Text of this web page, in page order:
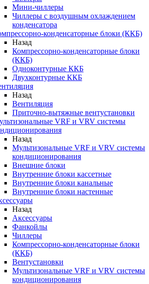
Мини-чиллеры
Чиллеры с воздушным охлаждением
конденсатора
конденсаторные блоки (ККБ)
Назад
Компрессорно-конденсаторные блоки
(ККБ)
Одноконтурные ККБ
Двухконтурные ККБ
Назад
Вентиляция
Приточно-вытяжные вентустановки
VRF и VRV системы
Назад
Мультизональные VRF и VRV системы
кондиционирования
Внешние блоки
Внутренние блоки кассетные
Внутренние блоки канальные
Внутренние блоки настенные
Назад
Аксессуары
Фанкойлы
Чиллеры
Компрессорно-конденсаторные блоки
(ККБ)
Вентустановки
Мультизональные VRF и VRV системы
кондиционирования